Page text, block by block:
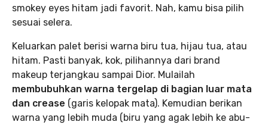
smokey eyes hitam jadi favorit. Nah, kamu bisa pilih
sesuai selera.
Keluarkan palet berisi warna biru tua, hijau tua, atau
hitam. Pasti banyak, kok, pilihannya dari brand
makeup terjangkau sampai Dior. Mulailah
membubuhkan warna tergelap di bagian luar mata
dan crease (garis kelopak mata). Kemudian berikan
warna yang lebih muda (biru yang agak lebih ke abu-